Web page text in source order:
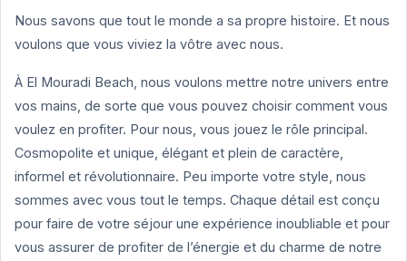
Nous savons que tout le monde a sa propre histoire. Et nous
voulons que vous viviez la vôtre avec nous.
À El Mouradi Beach, nous voulons mettre notre univers entre
vos mains, de sorte que vous pouvez choisir comment vous
voulez en profiter. Pour nous, vous jouez le rôle principal.
Cosmopolite et unique, élégant et plein de caractère,
informel et révolutionnaire. Peu importe votre style, nous
sommes avec vous tout le temps. Chaque détail est conçu
pour faire de votre séjour une expérience inoubliable et pour
vous assurer de profiter de l’énergie et du charme de notre